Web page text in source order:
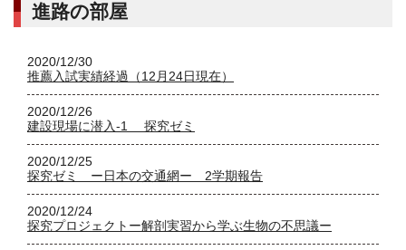
進路の部屋
2020/12/30
推薦入試実績経過（12月24日現在）
2020/12/26
建設現場に潜入-1 探究ゼミ
2020/12/25
探究ゼミ ー日本の交通網ー 2学期報告
2020/12/24
探究プロジェクトー解剖実習から学ぶ生物の不思議ー